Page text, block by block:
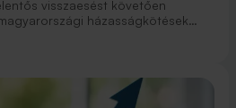
visszaesést követően
házasságkötések
időszakban 4 942 pár kötött